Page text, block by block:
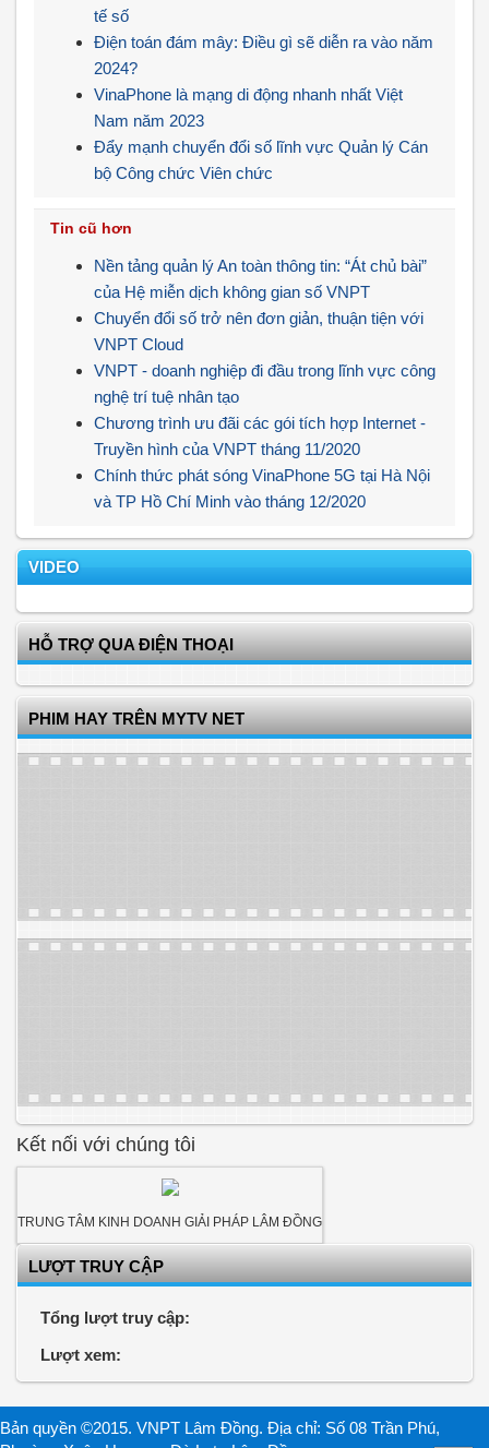
tế số
Điện toán đám mây: Điều gì sẽ diễn ra vào năm
2024?
VinaPhone là mạng di động nhanh nhất Việt
Nam năm 2023
Đẩy mạnh chuyển đổi số lĩnh vực Quản lý Cán
bộ Công chức Viên chức
Tin cũ hơn
Nền tảng quản lý An toàn thông tin: “Át chủ bài”
của Hệ miễn dịch không gian số VNPT
Chuyển đổi số trở nên đơn giản, thuận tiện với
VNPT Cloud
VNPT - doanh nghiệp đi đầu trong lĩnh vực công
nghệ trí tuệ nhân tạo
Chương trình ưu đãi các gói tích hợp Internet -
Truyền hình của VNPT tháng 11/2020
Chính thức phát sóng VinaPhone 5G tại Hà Nội
và TP Hồ Chí Minh vào tháng 12/2020
VIDEO
HỖ TRỢ QUA ĐIỆN THOẠI
PHIM HAY TRÊN MYTV NET
Kết nối với chúng tôi
TRUNG TÂM KINH DOANH GIẢI PHÁP LÂM ĐỒNG
LƯỢT TRUY CẬP
Tổng lượt truy cập:
Lượt xem:
Bản quyền ©2015. VNPT Lâm Đồng. Địa chỉ: Số 08 Trần Phú,